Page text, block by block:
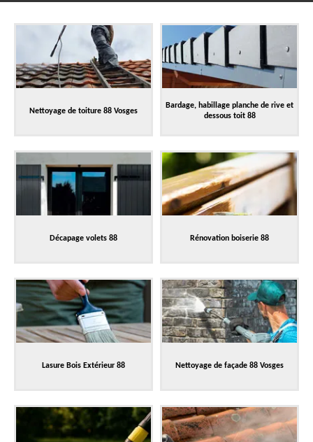
Nettoyage de toiture 88 Vosges
Bardage, habillage planche de rive et
dessous toit 88
Décapage volets 88 Rénovation boiserie 88
Lasure Bois Extérieur 88 Nettoyage de façade 88 Vosges